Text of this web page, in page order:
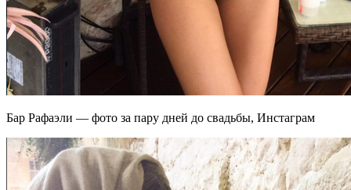
Бар Рафаэли — фото за пару дней до свадьбы, Инстаграм